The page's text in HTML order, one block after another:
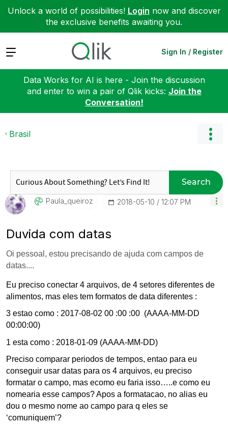
Unlock a world of possibilities! Login now and discover
the exclusive benefits awaiting you.
Expand Sign In / Register
Data Works for AI is here - Join the discussion
and enter to win a pair of Qlik kicks: Join the
Conversation!
Brasil
Search
Paula_queiroz ‎2018-05-10 12:07 PM
Duvida com datas
Oi pessoal, estou precisando de ajuda com campos de
datas....
Eu preciso conectar 4 arquivos, de 4 setores diferentes de
alimentos, mas eles tem formatos de data diferentes :
3 estao como : 2017-08-02 00 :00 :00 (AAAA-MM-DD
00:00:00)
1 esta como : 2018-01-09 (AAAA-MM-DD)
Preciso comparar periodos de tempos, entao para eu
conseguir usar datas para os 4 arquivos, eu preciso
formatar o campo, mas ecomo eu faria isso…..e como eu
nomearia esse campos? Apos a formatacao, no alias eu
dou o mesmo nome ao campo para q eles se
‘comuniquem’?